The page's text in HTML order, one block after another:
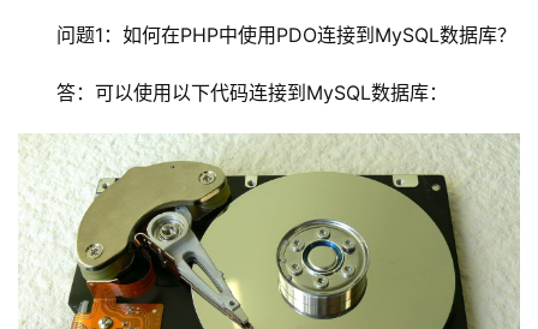
i
n
u
x
运
问题1：如何在PHP中使用PDO连接到MySQL数据库？
答：可以使用以下代码连接到MySQL数据库：